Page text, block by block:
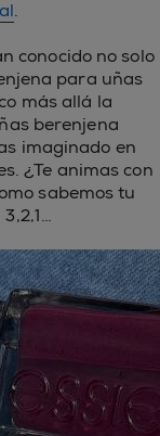
.
conocido no solo
para uñas
más allá la
berenjena
imaginado en
¿Te animas con
sabemos tu